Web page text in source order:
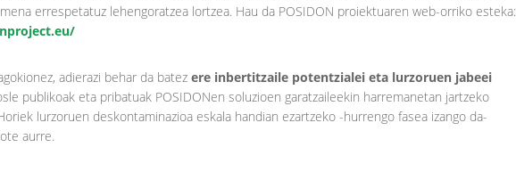
errespetatuz lehengoratzea lortzea. Hau da POSIDON proiektuaren web-orriko esteka:
adierazi behar da batez ere inbertitzaile potentzialei eta lurzoruen jabeei
publikoak eta pribatuak POSIDONen soluzioen garatzaileekin harremanetan jartzeko
lurzoruen deskontaminazioa eskala handian ezartzeko -hurrengo fasea izango da-
aurre.